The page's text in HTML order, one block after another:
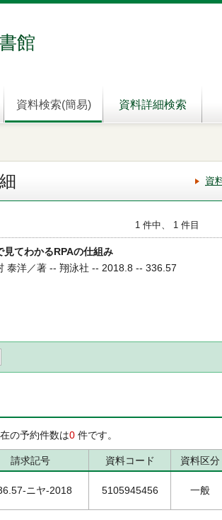
館
資料検索(簡易) 資料詳細検索
資
1 件中、 1 件目
見てわかるRPAの仕組み
泰洋／著 -- 翔泳社 -- 2018.8 -- 336.57
の予約件数は0 件です。
請求記号 資料コード 資料区分
ニヤ-2018 5105945456 一般